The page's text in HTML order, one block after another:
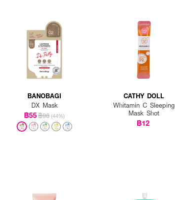
BANOBAGI
DX Mask
฿55฿98 (44%)
CATHY DOLL
Whitamin C Sleeping
Mask Shot
฿12